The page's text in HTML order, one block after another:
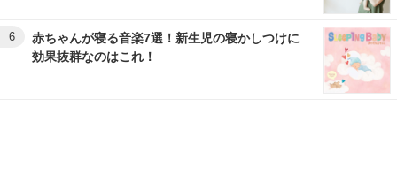
6
赤ちゃんが寝る音楽7選！新生児の寝かしつけに
効果抜群なのはこれ！